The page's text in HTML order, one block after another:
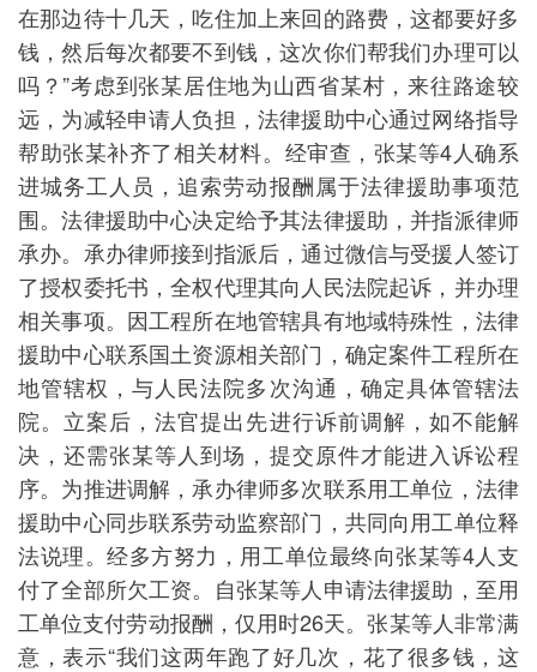
在那边待十几天，吃住加上来回的路费，这都要好多
钱，然后每次都要不到钱，这次你们帮我们办理可以
吗？”考虑到张某居住地为山西省某村，来往路途较
远，为减轻申请人负担，法律援助中心通过网络指导
帮助张某补齐了相关材料。经审查，张某等4人确系
进城务工人员，追索劳动报酬属于法律援助事项范
围。法律援助中心决定给予其法律援助，并指派律师
承办。承办律师接到指派后，通过微信与受援人签订
了授权委托书，全权代理其向人民法院起诉，并办理
相关事项。因工程所在地管辖具有地域特殊性，法律
援助中心联系国土资源相关部门，确定案件工程所在
地管辖权，与人民法院多次沟通，确定具体管辖法
院。立案后，法官提出先进行诉前调解，如不能解
决，还需张某等人到场，提交原件才能进入诉讼程
序。为推进调解，承办律师多次联系用工单位，法律
援助中心同步联系劳动监察部门，共同向用工单位释
法说理。经多方努力，用工单位最终向张某等4人支
付了全部所欠工资。自张某等人申请法律援助，至用
工单位支付劳动报酬，仅用时26天。张某等人非常满
意，表示“我们这两年跑了好几次，花了很多钱，这